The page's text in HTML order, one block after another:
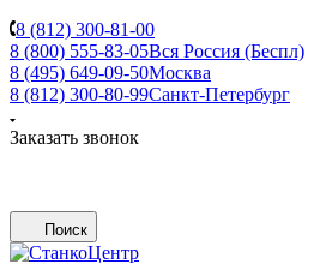
8 (812) 300-81-00
8 (800) 555-83-05Вся Россия (Беспл)
8 (495) 649-09-50Москва
8 (812) 300-80-99Санкт-Петербург
Заказать звонок
Поиск